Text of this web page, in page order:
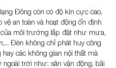
Đông còn có độ kín cực cao,
an toàn và hoạt động ổn định
môi trường lắp đặt như mưa,
Đèn không chỉ phát huy công
các không gian nội thất mà
trời như: sân vận động, bãi